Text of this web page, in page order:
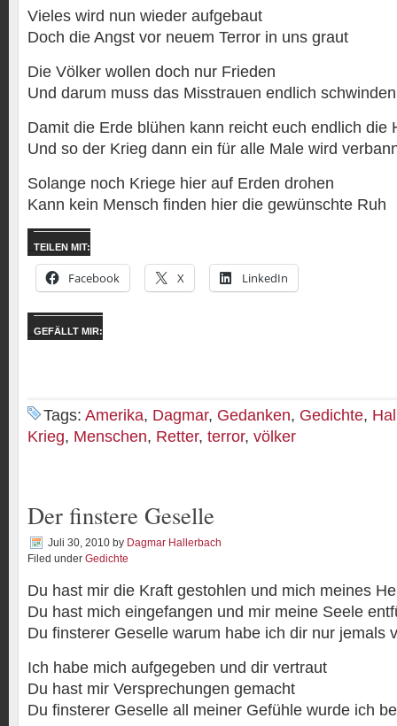
Vieles wird nun wieder aufgebaut
Doch die Angst vor neuem Terror in uns graut
Die Völker wollen doch nur Frieden
Und darum muss das Misstrauen endlich schwinden
Damit die Erde blühen kann reicht euch endlich die
Und so der Krieg dann ein für alle Male wird
Solange noch Kriege hier auf Erden drohen
Kann kein Mensch finden hier die gewünschte Ruh
TEILEN MIT:
Facebook X LinkedIn
GEFÄLLT MIR:
Tags: Amerika, Dagmar, Gedanken, Gedichte,
Krieg, Menschen, Retter, terror, völker
Der finstere Geselle
Juli 30, 2010 by Dagmar Hallerbach
Filed under Gedichte
Du hast mir die Kraft gestohlen und mich meines
Du hast mich eingefangen und mir meine Seele
Du finsterer Geselle warum habe ich dir nur jemals
Ich habe mich aufgegeben und dir vertraut
Du hast mir Versprechungen gemacht
Du finsterer Geselle all meiner Gefühle wurde ich